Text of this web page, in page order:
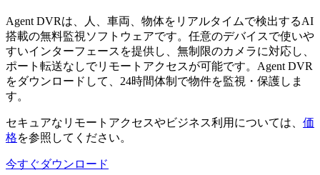
Agent DVRは、人、車両、物体をリアルタイムで検出するAI
搭載の無料監視ソフトウェアです。任意のデバイスで使いや
すいインターフェースを提供し、無制限のカメラに対応し、
ポート転送なしでリモートアクセスが可能です。Agent DVR
をダウンロードして、24時間体制で物件を監視・保護しま
す。
セキュアなリモートアクセスやビジネス利用については、 価
格を参照してください。
今すぐダウンロード